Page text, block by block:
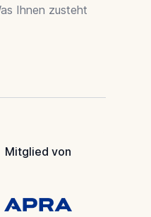
Ihnen zusteht
Mitglied von